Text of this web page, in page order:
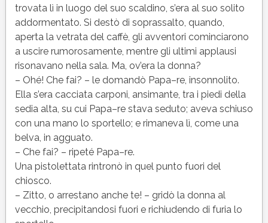
trovata lì in luogo del suo scaldino, s’era al suo solito
addormentato. Si destò di soprassalto, quando,
aperta la vetrata del caffè, gli avventori cominciarono
a uscire rumorosamente, mentre gli ultimi applausi
risonavano nella sala. Ma, ov’era la donna?
– Ohé! Che fai? – le domandò Papa–re, insonnolito.
Ella s’era cacciata carponi, ansimante, tra i piedi della
sedia alta, su cui Papa–re stava seduto; aveva schiuso
con una mano lo sportello; e rimaneva lì, come una
belva, in agguato.
– Che fai? – ripeté Papa–re.
Una pistolettata rintronò in quel punto fuori del
chiosco.
– Zitto, o arrestano anche te! – gridò la donna al
vecchio, precipitandosi fuori e richiudendo di furia lo